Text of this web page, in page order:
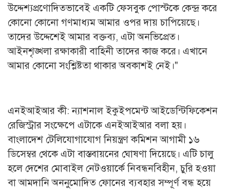
উদ্দেশ্যপ্রণোদিতভাবেই একটি ফেসবুক পোস্টকে কেন্দ্র করে
কোনো কোনো গণমাধ্যম আমার ওপর দায় চাপিয়েছে।
তাদের উদ্দেশেই আমার বক্তব্য, এটা অনভিপ্রেত।
আইনশৃঙ্খলা রক্ষাকারী বাহিনী তাদের কাজ করে। এখানে
আমার কোনো সংশ্লিষ্টতা থাকার অবকাশই নেই।"
এনইআইআর কী: ন্যাশনাল ইকুইপমেন্ট আইডেন্টিফিকেশন
রেজিস্ট্রার সংক্ষেপে এটাকে এনইআইআর বলা হয়।
বাংলাদেশ টেলিযোগাযোগ নিয়ন্ত্রণ কমিশন আগামী ১৬
ডিসেম্বর থেকে এটা বাস্তবায়নের ঘোষণা দিয়েছে। এটি চালু
হলে দেশের মোবাইল নেটওয়ার্কে নিবন্ধনবিহীন, চুরি হওয়া
বা আমদানি অননুমোদিত ফোনের ব্যবহার সম্পূর্ণ বন্ধ হয়ে